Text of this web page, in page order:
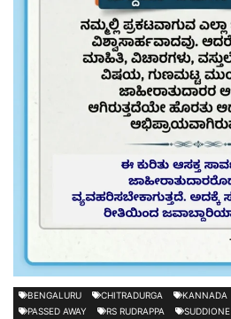
BENGALURU CHITRADURGA KANNADA
PASSED AWAY
RS RUDRAPPA SUDDIONE